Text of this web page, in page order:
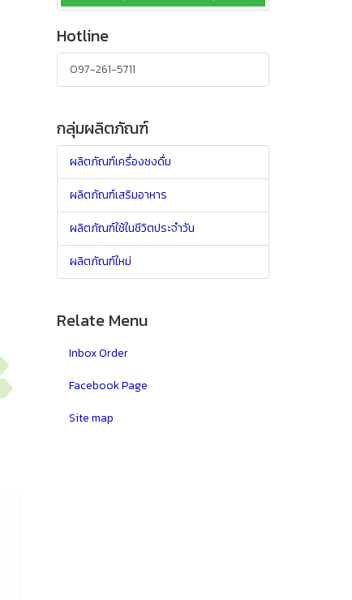
Hotline
097-261-5711
กลุ่มผลิตภัณฑ์
ผลิตภัณฑ์เครื่องชงดื่ม
ผลิตภัณฑ์เสริมอาหาร
ผลิตภัณฑ์ใช้ในชีวิตประจำวัน
ผลิตภัณฑ์ใหม่
Relate Menu
Inbox Order
Facebook Page
Site map